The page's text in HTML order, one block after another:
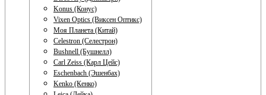
Konus (Конус)
Vixen Optics (Виксен Оптикс)
Моя Планета (Китай)
Celestron (Селестрон)
Bushnell (Бушнелл)
Carl Zeiss (Карл Цейс)
Eschenbach (Эшенбах)
Kenko (Кенко)